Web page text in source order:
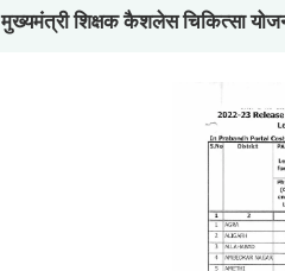
मुख्यमंत्री शिक्षक कैशलेस चिकित्सा